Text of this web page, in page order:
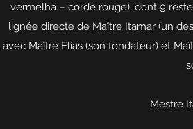
vermelha – corde rouge), dont 9
lignée directe de Maître Itamar (un
avec Maître Elias (son fondateur) et
Mestre